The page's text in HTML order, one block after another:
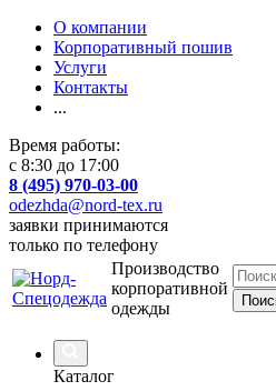
О компании
Корпоративный пошив
Услуги
Контакты
...
Время работы:
с 8:30 до 17:00
8 (495) 970-03-00
odezhda@nord-tex.ru
заявки принимаются
только по телефону
Производство
корпоративной
одежды
Каталог